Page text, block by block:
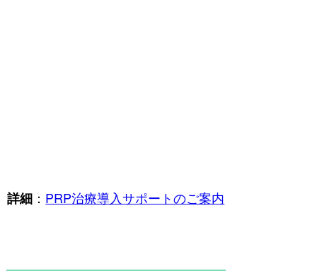
詳細 ： PRP治療導入サポートのご案内